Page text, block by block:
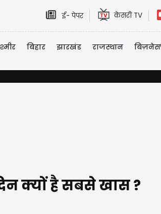
ई- पेपर केसरी TV
बिहार झारखंड राजस्थान बिज़नेस
क्यों है सबसे खास ?